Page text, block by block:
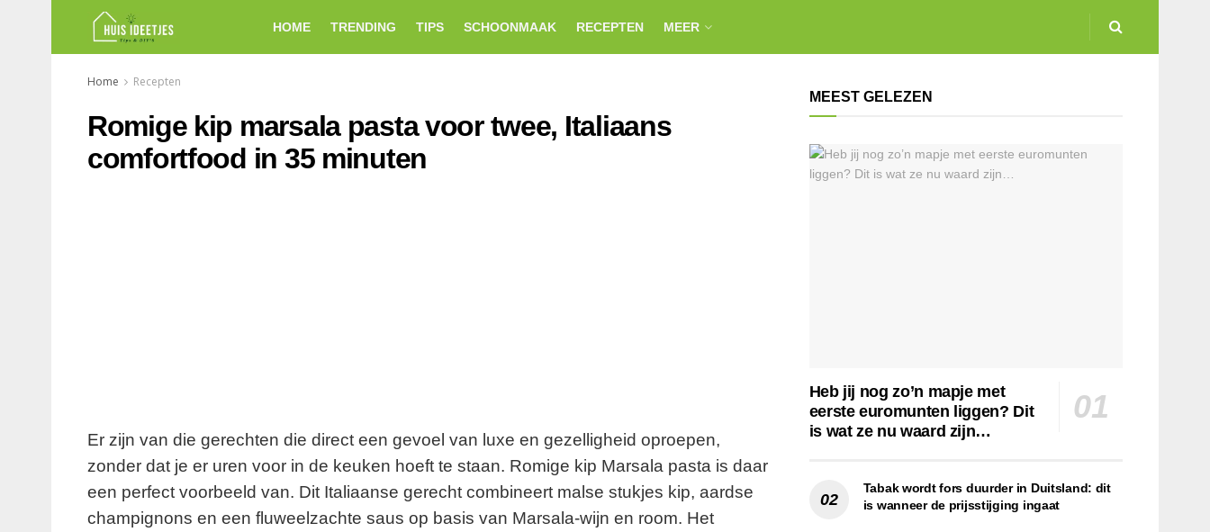
HOME TRENDING TIPS SCHOONMAAK RECEPTEN MEER
Home Recepten
Romige kip marsala pasta voor twee, Italiaans
comfortfood in 35 minuten
Er zijn van die gerechten die direct een gevoel van luxe en gezelligheid oproepen,
zonder dat je er uren voor in de keuken hoeft te staan. Romige kip Marsala pasta is daar
een perfect voorbeeld van. Dit Italiaanse gerecht combineert malse stukjes kip, aardse
champignons en een fluweelzachte saus op basis van Marsala-wijn en room. Het
MEEST GELEZEN
Heb jij nog zo’n mapje met
eerste euromunten liggen? Dit
is wat ze nu waard zijn…
Tabak wordt fors duurder in Duitsland: dit
is wanneer de prijsstijging ingaat